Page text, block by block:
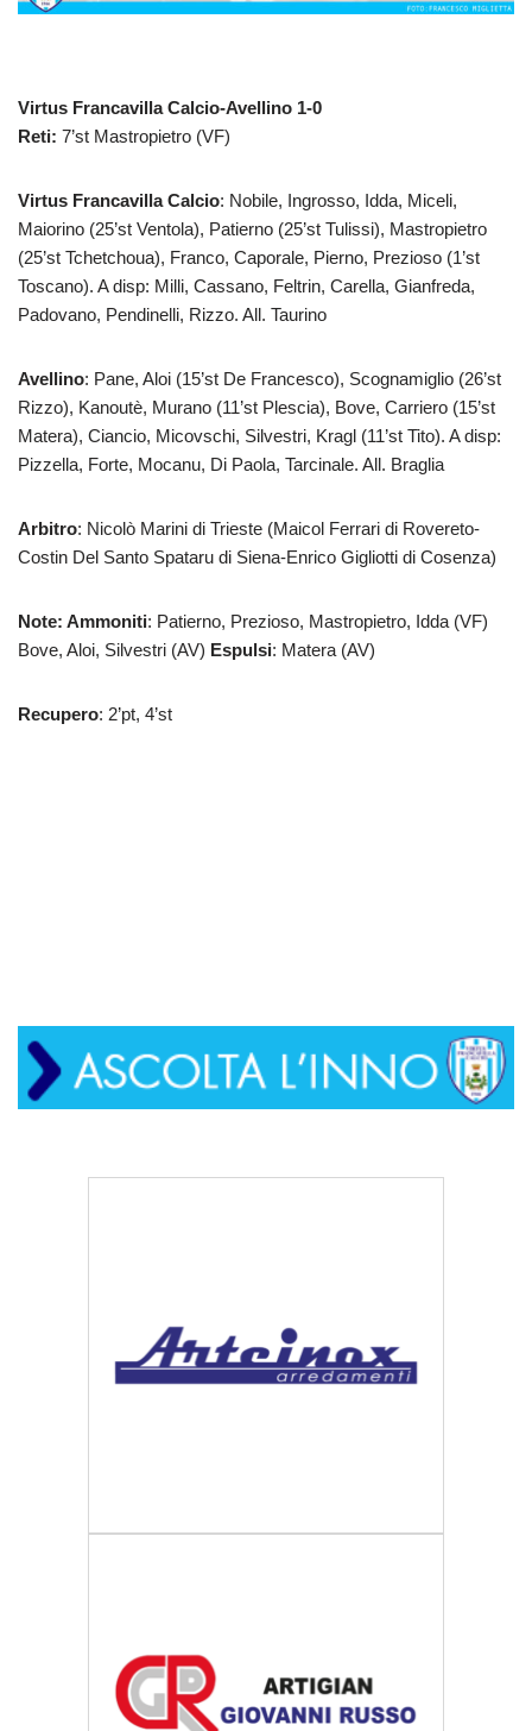
Virtus Francavilla Calcio-Avellino 1-0
Reti: 7’st Mastropietro (VF)
Virtus Francavilla Calcio: Nobile, Ingrosso, Idda, Miceli,
Maiorino (25’st Ventola), Patierno (25’st Tulissi), Mastropietro
(25’st Tchetchoua), Franco, Caporale, Pierno, Prezioso (1’st
Toscano). A disp: Milli, Cassano, Feltrin, Carella, Gianfreda,
Padovano, Pendinelli, Rizzo. All. Taurino
Avellino: Pane, Aloi (15’st De Francesco), Scognamiglio (26’st
Rizzo), Kanoutè, Murano (11’st Plescia), Bove, Carriero (15’st
Matera), Ciancio, Micovschi, Silvestri, Kragl (11’st Tito). A disp:
Pizzella, Forte, Mocanu, Di Paola, Tarcinale. All. Braglia
Arbitro: Nicolò Marini di Trieste (Maicol Ferrari di Rovereto-
Costin Del Santo Spataru di Siena-Enrico Gigliotti di Cosenza)
Note: Ammoniti: Patierno, Prezioso, Mastropietro, Idda (VF)
Bove, Aloi, Silvestri (AV) Espulsi: Matera (AV)
Recupero: 2’pt, 4’st